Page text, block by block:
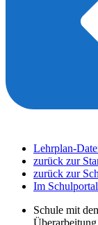
Lehrplan-
zurück zur
zurück zur
Im
Schule mit